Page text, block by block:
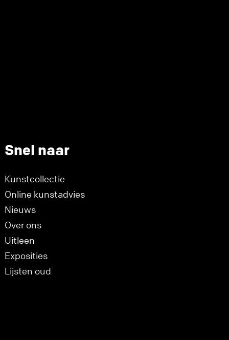
Snel naar
Kunstcollectie
Online kunstadvies
Nieuws
Over ons
Uitleen
Exposities
Lijsten oud